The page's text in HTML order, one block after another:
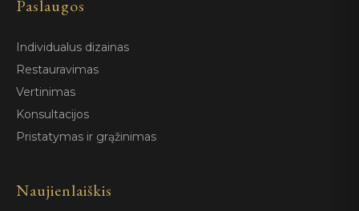
Paslaugos
Individualus dizainas
Restauravimas
Vertinimas
Konsultacijos
Pristatymas ir grąžinimas
Naujienlaiškis